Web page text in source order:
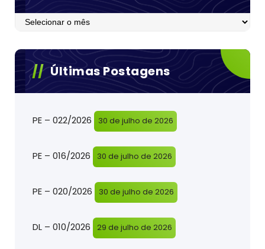
Postagens
Últimas Postagens
PE – 022/2026 30 de julho de 2026
PE – 016/2026 30 de julho de 2026
PE – 020/2026 30 de julho de 2026
DL – 010/2026 29 de julho de 2026